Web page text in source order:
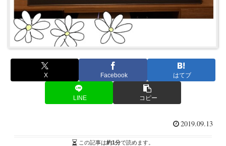
X Facebook はてブ
LINE コピー
2019.09.13
この記事は約1分で読めます。